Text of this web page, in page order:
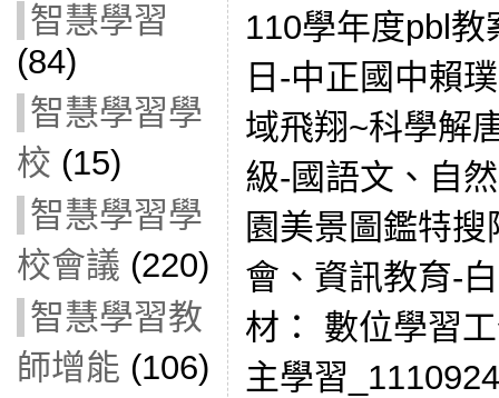
智慧學習
(84)
智慧學習學
校 (15)
智慧學習學
校會議 (220)
智慧學習教
師增能 (106)
110學年度pbl
日-中正國中賴
域飛翔~科學解
級-國語文、自
園美景圖鑑特
會、資訊教育-
材： 數位學習
主學習